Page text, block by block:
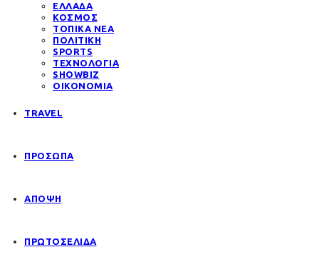
ΕΛΛΑΔΑ
ΚΟΣΜΟΣ
ΤΟΠΙΚΑ ΝΕΑ
ΠΟΛΙΤΙΚΗ
SPORTS
ΤΕΧΝΟΛΟΓΙΑ
SHOWBIZ
ΟΙΚΟΝΟΜΙΑ
TRAVEL
ΠΡΟΣΩΠΑ
ΑΠΟΨΗ
ΠΡΩΤΟΣΕΛΙΔΑ